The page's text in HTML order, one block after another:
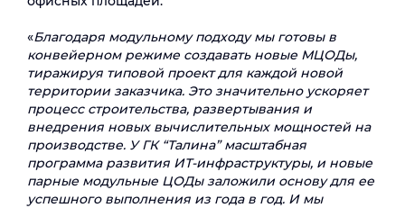
«Благодаря модульному подходу мы готовы в
конвейерном режиме создавать новые МЦОДы,
тиражируя типовой проект для каждой новой
территории заказчика. Это значительно ускоряет
процесс строительства, развертывания и
внедрения новых вычислительных мощностей на
производстве. У ГК “Талина” масштабная
программа развития ИТ-инфраструктуры, и новые
парные модульные ЦОДы заложили основу для ее
успешного выполнения из года в год. И мы